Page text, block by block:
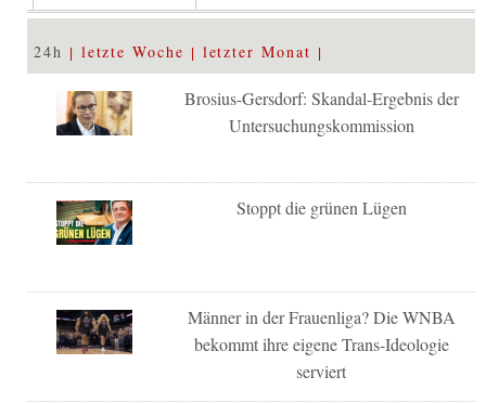
24h letzte Woche letzter Monat
Brosius-Gersdorf: Skandal-Ergebnis der
Untersuchungskommission
Stoppt die grünen Lügen
Männer in der Frauenliga? Die WNBA
bekommt ihre eigene Trans-Ideologie
serviert